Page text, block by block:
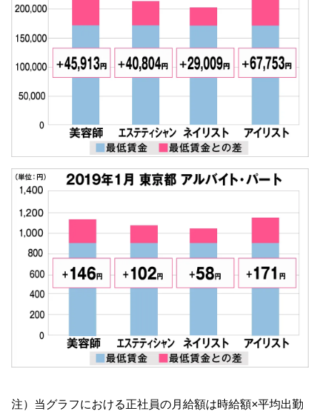
注）当グラフにおける正社員の月給額は時給額×平均出勤